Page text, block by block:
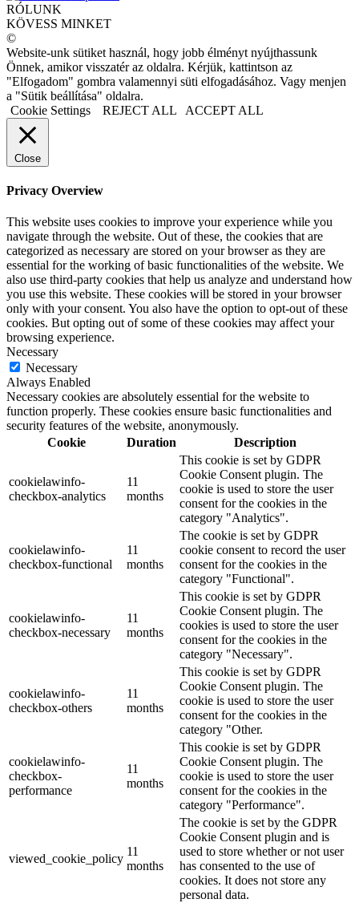
RÓLUNK
KÖVESS MINKET
©
Website-unk sütiket használ, hogy jobb élményt nyújthassunk
Önnek, amikor visszatér az oldalra. Kérjük, kattintson az
"Elfogadom" gombra valamennyi süti elfogadásához. Vagy menjen
a "Sütik beállítása" oldalra.
Cookie Settings
REJECT ALL ACCEPT ALL
Close
Privacy Overview
This website uses cookies to improve your experience while you
navigate through the website. Out of these, the cookies that are
categorized as necessary are stored on your browser as they are
essential for the working of basic functionalities of the website. We
also use third-party cookies that help us analyze and understand how
you use this website. These cookies will be stored in your browser
only with your consent. You also have the option to opt-out of these
cookies. But opting out of some of these cookies may affect your
browsing experience.
Necessary
Necessary
Always Enabled
Necessary cookies are absolutely essential for the website to
function properly. These cookies ensure basic functionalities and
security features of the website, anonymously.
Cookie
Duration Description
cookielawinfo-
checkbox-analytics
11
months
This cookie is set by GDPR
Cookie Consent plugin. The
cookie is used to store the user
consent for the cookies in the
category "Analytics".
cookielawinfo-
checkbox-functional
11
months
The cookie is set by GDPR
cookie consent to record the user
consent for the cookies in the
category "Functional".
cookielawinfo-
checkbox-necessary
11
months
This cookie is set by GDPR
Cookie Consent plugin. The
cookies is used to store the user
consent for the cookies in the
category "Necessary".
cookielawinfo-
checkbox-others
11
months
This cookie is set by GDPR
Cookie Consent plugin. The
cookie is used to store the user
consent for the cookies in the
category "Other.
cookielawinfo-
checkbox-
performance
11
months
This cookie is set by GDPR
Cookie Consent plugin. The
cookie is used to store the user
consent for the cookies in the
category "Performance".
viewed_cookie_policy
11
months
The cookie is set by the GDPR
Cookie Consent plugin and is
used to store whether or not user
has consented to the use of
cookies. It does not store any
personal data.